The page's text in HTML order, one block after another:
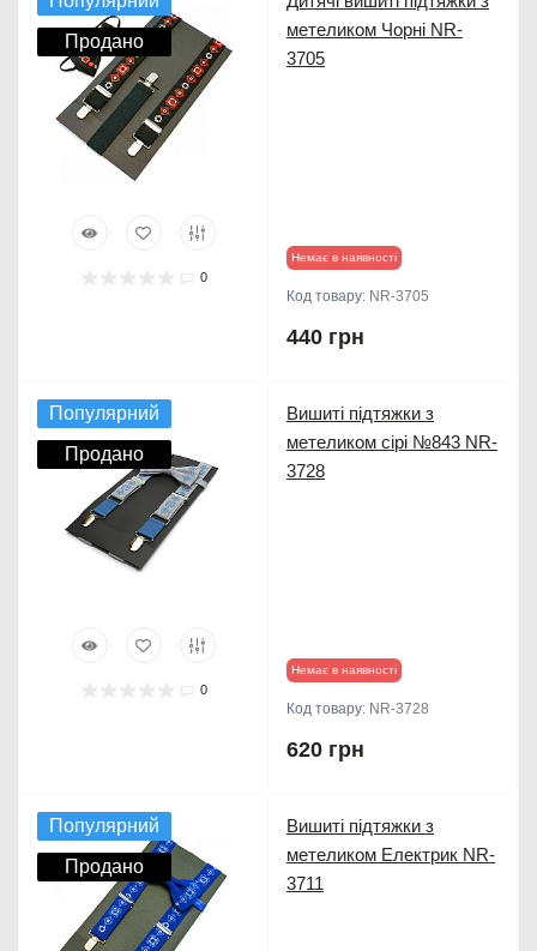
Продано
0
метеликом Чорні NR-
3705
Немає в наявності
Код товару: NR-3705
440 грн
Популярний
Продано
0
Вишиті підтяжки з
метеликом сірі №843 NR-
3728
Немає в наявності
Код товару: NR-3728
620 грн
Популярний
Продано
Вишиті підтяжки з
метеликом Електрик NR-
3711